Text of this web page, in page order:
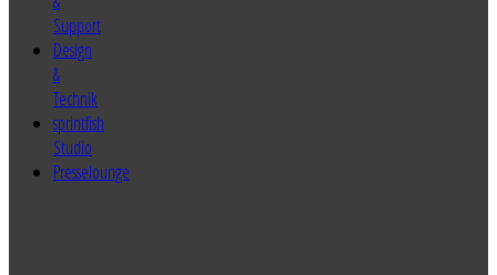
Support
Design
&
Technik
sprintfish
Studio
Presselounge